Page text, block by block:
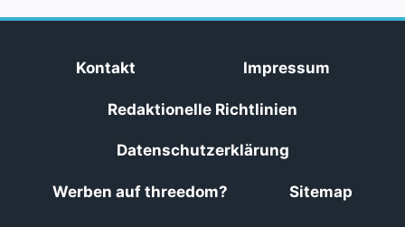
Kontakt Impressum
Redaktionelle Richtlinien
Datenschutzerklärung
Werben auf threedom? Sitemap